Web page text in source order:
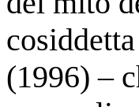
(1996) –